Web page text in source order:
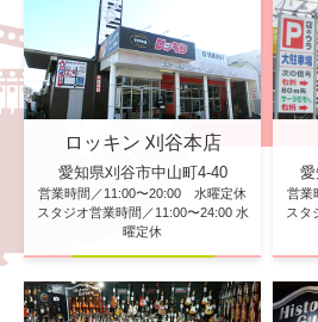
ロッキン 刈谷本店
愛知県刈谷市中山町4-40
営業時間／11:00〜20:00 水曜定休
スタジオ営業時間／11:00〜24:00 水
曜定休
営業
スタ